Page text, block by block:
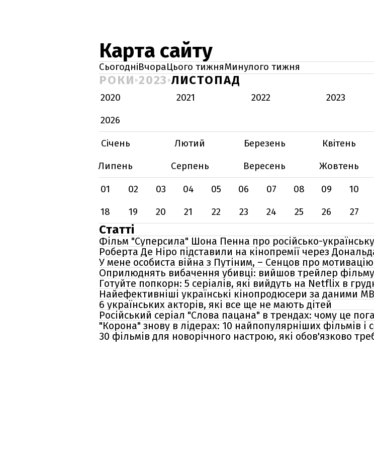
Карта сайту
СьогодніВчораЦього тижняМинулого тижня
РОКИ 2023 ЛИСТОПАД
2020 2021 2022 2023
2026
Січень
Лютий Березень Квітень
Липень
Серпень Вересень Жовтень
01
02 03 04 05 06 07 08 09 10
18
19 20 21 22 23 24 25 26 27
Статті
Фільм "Суперсила" Шона Пенна про російсько-
Роберта Де Ніро підставили на кінопремії через
У мене особиста війна з Путіним, – Сенцов про мотивацію
Оприлюднять вибачення убивці: вийшов трейлер
Готуйте попкорн: 5 серіалів, які вийдуть на Netflix в
Найефективніші українські кінопродюсери за даними
6 українських акторів, які все ще не мають дітей
Російський серіал "Слова пацана" в трендах: чому це
"Корона" знову в лідерах: 10 найпопулярніших фільмів і
30 фільмів для новорічного настрою, які обов'язково